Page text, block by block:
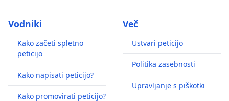
Vodniki
Kako začeti spletno
peticijo
Kako napisati peticijo?
Kako promovirati peticijo?
Več
Ustvari peticijo
Politika zasebnosti
Upravljanje s piškotki